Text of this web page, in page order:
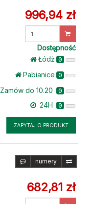
996,94 zł
Dostępność
Łódż 0
Pabianice 0
Zamów do 10.20 0
24H 0
ZAPYTAJ O PRODUKT
numery
682,81 zł